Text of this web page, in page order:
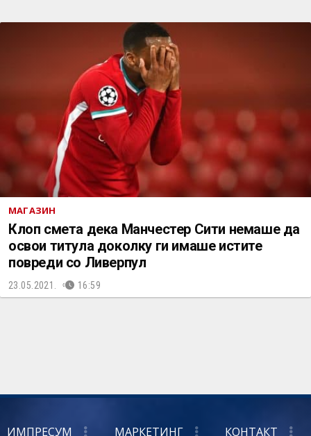
МАГАЗИН
Клоп смета дека Манчестер Сити немаше да
освои титула доколку ги имаше истите
повреди со Ливерпул
23.05.2021. 16:59
ИМПРЕСУМ МАРКЕТИНГ КОНТАКТ